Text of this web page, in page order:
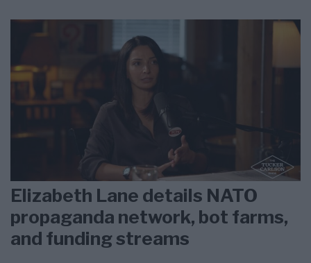
Elizabeth Lane details NATO
propaganda network, bot farms,
and funding streams